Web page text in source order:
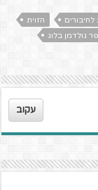
לחיבורים
הזוית
גולדמן בלוג
עקוב